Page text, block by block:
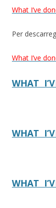
What I’ve
Per
What I’ve
WHAT
WHAT
WHAT